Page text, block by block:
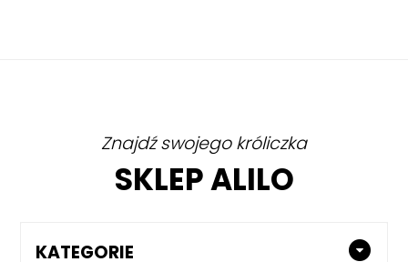
Znajdź swojego króliczka
SKLEP ALILO
KATEGORIE